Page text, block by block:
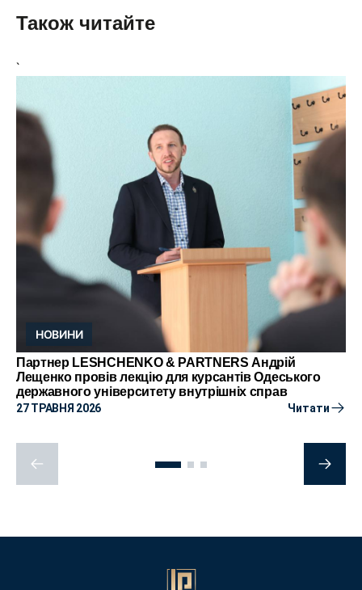
Також читайте
`
НОВИНИ
Партнер LESHCHENKO & PARTNERS Андрій
Лещенко провів лекцію для курсантів Одеського
державного університету внутрішніх справ
27 ТРАВНЯ 2026 Читати